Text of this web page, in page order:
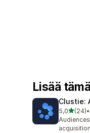
Lisää
Clustie:
5,0/ 5(24)
24 •